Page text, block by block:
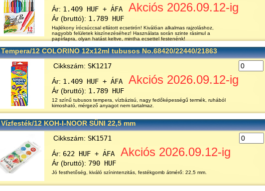
Ár: 1.409 HUF + ÁFA Akciós 2026.09.12-ig
Ár (bruttó): 1.789 HUF
Hajlékony írócsúccsal ellátott ecsetirón! Kiválóan alkalmas rajzoláshoz,
nagyobb felületek kiszínezéséhez! Használata során szinte rásimul a
papírlapra, olyan hatást keltve, mintha ecsettel festenénk!
Tempera/12 COLORINO 12x12ml tubusos No.68420/22440/21863
Cikkszám: SK1217
Ár: 1.409 HUF + ÁFA Akciós 2026.09.12-ig
Ár (bruttó): 1.789 HUF
12 színű tubusos tempera, vízbázisú, nagy fedőképességű termék, ruhából
kimosható, mérgező anyagot nem tartalmaz.
Vízfesték/12 KOH-I-NOOR SÜNI 22,5 mm
Cikkszám: SK1571
Ár: 622 HUF + ÁFA Akciós 2026.09.12-ig
Ár (bruttó): 790 HUF
Jó festhetőség, kiváló színintenzitás, festékgomb átmérő: 22,5 mm.